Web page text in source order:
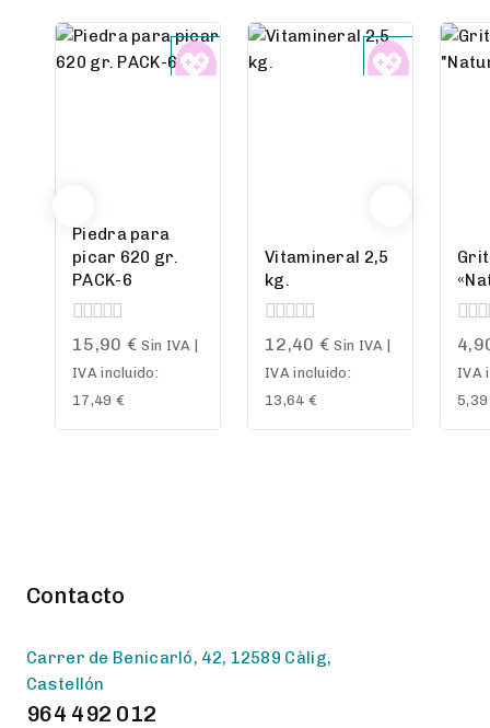
Piedra para
picar 620 gr.
PACK-6
0
of
5
15,90 € Sin IVA |
IVA incluido:
17,49 €
Vitamineral 2,5
kg.
0
of
5
12,40 € Sin IVA |
IVA incluido:
13,64 €
0
out
of
5
IVA
Contacto
Carrer de Benicarló, 42, 12589 Càlig,
Castellón
964 492 012